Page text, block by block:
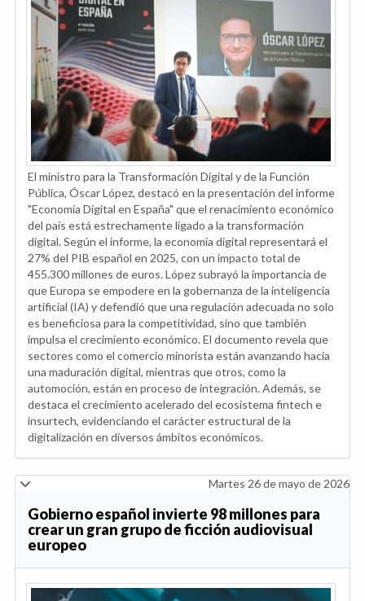
El ministro para la Transformación Digital y de la Función
Pública, Óscar López, destacó en la presentación del informe
"Economía Digital en España" que el renacimiento económico
del país está estrechamente ligado a la transformación
digital. Según el informe, la economía digital representará el
27% del PIB español en 2025, con un impacto total de
455.300 millones de euros. López subrayó la importancia de
que Europa se empodere en la gobernanza de la inteligencia
artificial (IA) y defendió que una regulación adecuada no solo
es beneficiosa para la competitividad, sino que también
impulsa el crecimiento económico. El documento revela que
sectores como el comercio minorista están avanzando hacia
una maduración digital, mientras que otros, como la
automoción, están en proceso de integración. Además, se
destaca el crecimiento acelerado del ecosistema fintech e
insurtech, evidenciando el carácter estructural de la
digitalización en diversos ámbitos económicos.
Martes 26 de mayo de 2026
Gobierno español invierte 98 millones para
crear un gran grupo de ficción audiovisual
europeo